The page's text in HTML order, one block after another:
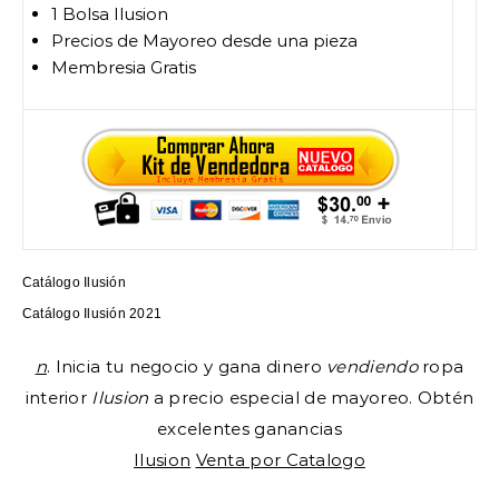
1 Bolsa Ilusion
Precios de Mayoreo desde una pieza
Membresia Gratis
Catálogo Ilusión
Catálogo Ilusión 2021
n. Inicia tu negocio y gana dinero vendiendoropa
interior Ilusion a precio especial de mayoreo. Obtén
excelentes ganancias
Ilusion Venta por Catalogo